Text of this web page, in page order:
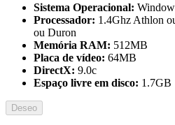
Sistema Operacional:
Processador: 1.4Ghz Athlon
ou Duron
Memória RAM: 512MB
Placa de vídeo: 64MB
DirectX: 9.0c
Espaço livre em disco: 1.7GB
Deseo